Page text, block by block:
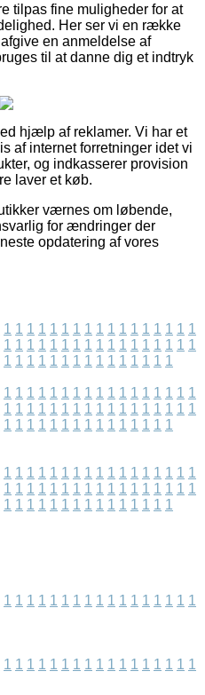
tilpas fine muligheder for at
Her ser vi en række
en anmeldelse af
til at danne dig et indtryk
hjælp af reklamer. Vi har et
af internet forretninger idet vi
og indkasserer provision
laver et køb.
værnes om løbende,
for ændringer der
opdatering af vores
1 1 1 1 1 1 1 1 1 1 1 1 1 1 1 1 1
1 1 1 1 1 1 1 1 1 1 1 1 1 1 1 1 1
1 1 1 1 1 1 1 1 1 1 1 1 1 1 1
1 1 1 1 1 1 1 1 1 1 1 1 1 1 1 1 1
1 1 1 1 1 1 1 1 1 1 1 1 1 1 1 1 1
1 1 1 1 1 1 1 1 1 1 1 1 1 1 1
1 1 1 1 1 1 1 1 1 1 1 1 1 1 1 1 1
1 1 1 1 1 1 1 1 1 1 1 1 1 1 1 1 1
1 1 1 1 1 1 1 1 1 1 1 1 1 1 1
1 1 1 1 1 1 1 1 1 1 1 1 1 1 1 1 1
1 1 1 1 1 1 1 1 1 1 1 1 1 1 1 1 1